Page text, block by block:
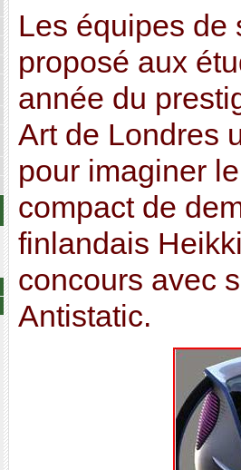
Les équipes de
proposé aux
année du
Art de Londres
pour imaginer
compact de
finlandais
concours avec
Antistatic.